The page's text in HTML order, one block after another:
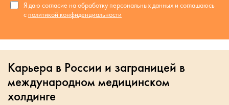
Я даю согласие на обработку персональных данных и соглашаюсь
с политикой конфиденциальности
Карьера в России и заграницей в
международном медицинском
холдинге